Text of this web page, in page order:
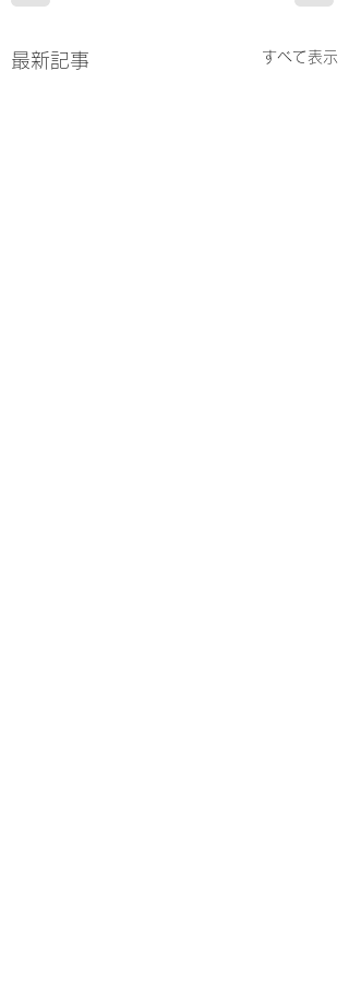
最新記事 すべて表示